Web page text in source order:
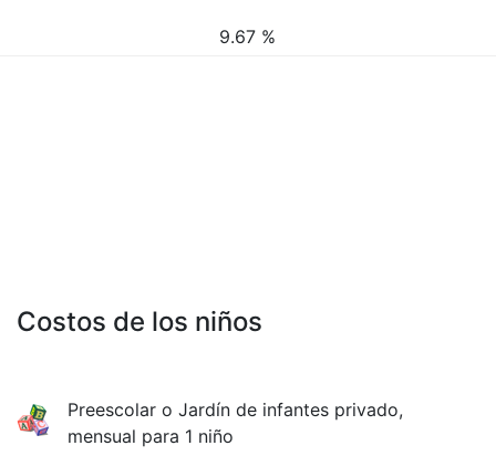
9.67 %
Costos de los niños
Preescolar o Jardín de infantes privado,
mensual para 1 niño